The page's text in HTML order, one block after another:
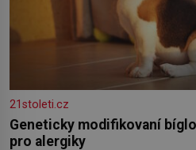
21stoleti.cz
Geneticky modifikovaní
pro alergiky